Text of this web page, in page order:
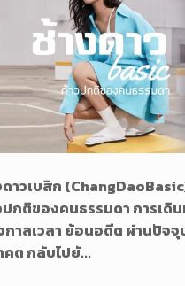
ดาวเบสิก
ปกติของคนธรรมดา การเดิ
กาลเวลา ย้อนอดีต ผ่านปัจจุ
คต กลับไปยั...